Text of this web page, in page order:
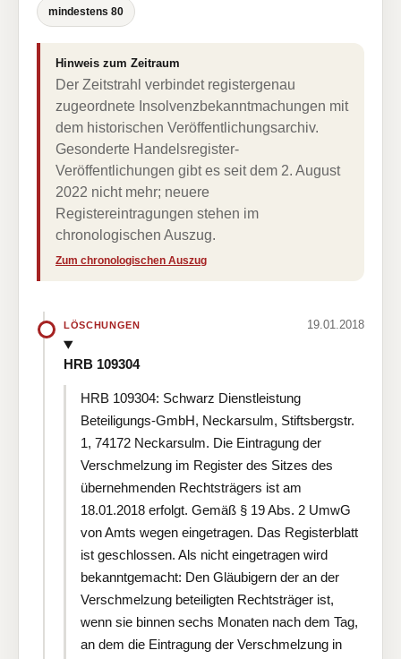
mindestens 80
Hinweis zum Zeitraum
Der Zeitstrahl verbindet registergenau
zugeordnete Insolvenzbekanntmachungen mit
dem historischen Veröffentlichungsarchiv.
Gesonderte Handelsregister-
Veröffentlichungen gibt es seit dem 2. August
2022 nicht mehr; neuere
Registereintragungen stehen im
chronologischen Auszug.
Zum chronologischen Auszug
LÖSCHUNGEN 19.01.2018
HRB 109304
HRB 109304: Schwarz Dienstleistung
Beteiligungs-GmbH, Neckarsulm, Stiftsbergstr.
1, 74172 Neckarsulm. Die Eintragung der
Verschmelzung im Register des Sitzes des
übernehmenden Rechtsträgers ist am
18.01.2018 erfolgt. Gemäß § 19 Abs. 2 UmwG
von Amts wegen eingetragen. Das Registerblatt
ist geschlossen. Als nicht eingetragen wird
bekanntgemacht: Den Gläubigern der an der
Verschmelzung beteiligten Rechtsträger ist,
wenn sie binnen sechs Monaten nach dem Tag,
an dem die Eintragung der Verschmelzung in